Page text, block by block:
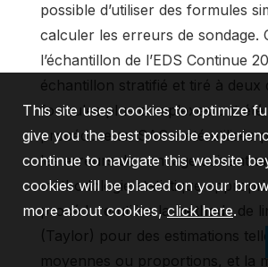
possible d’utiliser des formules
calculer les erreurs de sondage.
l’échantillon de l’EDS Continue
échantillon stratifié et tiré à deux
formules plus complexes ont été
procédure en SAS a été utilisée
les erreurs de sondage suivant
méthodologie statistique
procédure utilise la méthode de
(Taylor) pour des estimations
moyennes ou proportions, et la
This site uses cookies to optimize
give you the best possible
continue to navigate this website
cookies will be placed on your
more about cookies,click here.